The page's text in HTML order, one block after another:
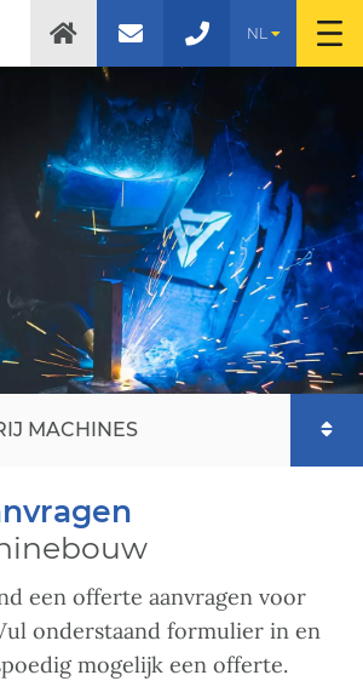
NL
MACHINES
een offerte aanvragen voor
onderstaand formulier in en
mogelijk een offerte.